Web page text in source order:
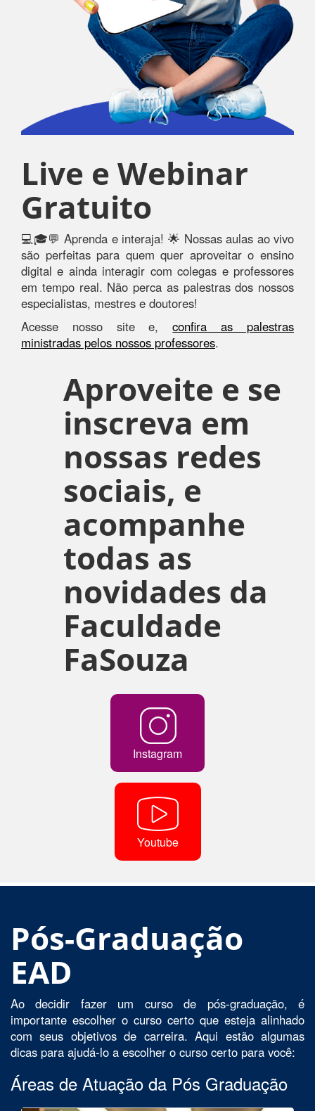
Live e Webinar
Gratuito
💻🎓💬 Aprenda e interaja! 🌟 Nossas aulas ao vivo
são perfeitas para quem quer aproveitar o ensino
digital e ainda interagir com colegas e professores
em tempo real. Não perca as palestras dos nossos
especialistas, mestres e doutores!
Acesse nosso site e,confira as palestras
ministradas pelos nossos professores.
Aproveite e se
inscreva em
nossas redes
sociais, e
acompanhe
todas as
novidades da
Faculdade
FaSouza
Instagram
Youtube
Pós-Graduação
EAD
Ao decidir fazer um curso de pós-graduação, é
importante escolher o curso certo que esteja alinhado
com seus objetivos de carreira. Aqui estão algumas
dicas para ajudá-lo a escolher o curso certo para você:
Áreas de Atuação da Pós Graduação